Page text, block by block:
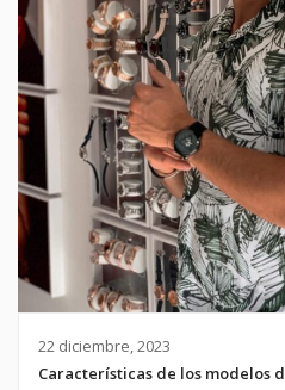
22 diciembre, 2023
Características de los modelos